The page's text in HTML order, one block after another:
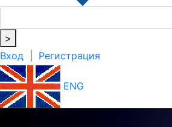
>
Вход
Регистрация
ENG